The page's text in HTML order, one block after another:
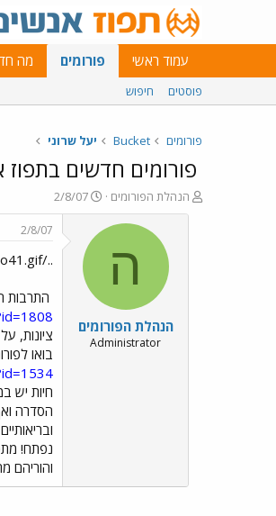
עמוד ראשי פורומים מה
פוסטים חיפוש
פורומים Bucket יעל שרוני
פורומים חדשים בתפוז
פ
ו
הנהלת הפורומים
פ
ו
ס
ם
ב
ת
ר
2/8/07
ה
הנהלת הפורומים
Administrator
2/8/07
../images/Emo41.gif פורומים חדשים בתפוז אנשים ../images/Emo41.gif
התרבות
ציונות,
בואו
חיות יש
הסדרה
נפתח!
והוריהם